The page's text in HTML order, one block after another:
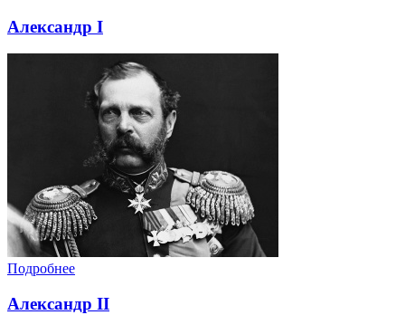
Александр I
Подробнее
Александр II